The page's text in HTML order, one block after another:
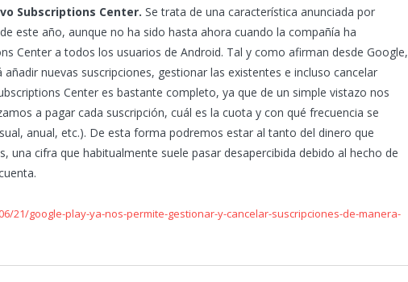
Subscriptions Center. Se trata de una característica anunciada por
este año, aunque no ha sido hasta ahora cuando la compañía ha
Center a todos los usuarios de Android. Tal y como afirman desde Google,
nuevas suscripciones, gestionar las existentes e incluso cancelar
Center es bastante completo, ya que de un simple vistazo nos
a pagar cada suscripción, cuál es la cuota y con qué frecuencia se
anual, etc.). De esta forma podremos estar al tanto del dinero que
una cifra que habitualmente suele pasar desapercibida debido al hecho de
21/google-play-ya-nos-permite-gestionar-y-cancelar-suscripciones-de-manera-